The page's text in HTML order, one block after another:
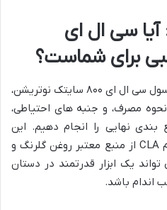
سی ال ای
برای شماست؟
پس از سفری جامع به دنیای کپسول سی ال ای ۸۰۰ سایتک نوتریشن،
نحوه مصرف، و جنبه های احتیاطی،
نهایی را انجام دهیم. این
مکمل، با دوز مؤثر ۸۰۰ میلی گرم CLA از منبع معتبر روغن گلرنگ و
تواند یک ابزار قدرتمند در دستان
اندام باشد.